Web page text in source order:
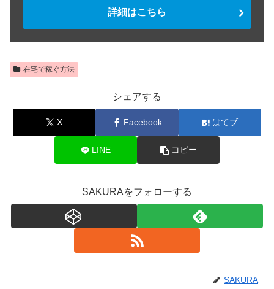
詳細はこちら
在宅で稼ぐ方法
シェアする
X Facebook はてブ
LINE コピー
SAKURAをフォローする
SAKURA